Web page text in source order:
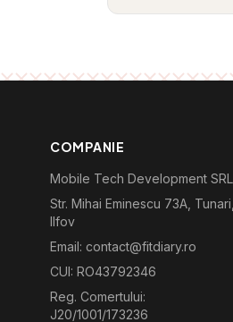
COMPANIE
Mobile Tech Development SRL
Str. Mihai Eminescu 73A, Tunari,
Ilfov
Email: contact@fitdiary.ro
CUI: RO43792346
Reg. Comertului:
J20/1001/173236